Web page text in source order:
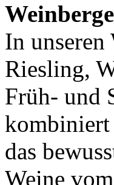
In unseren
Riesling,
Früh- und
das
Weine